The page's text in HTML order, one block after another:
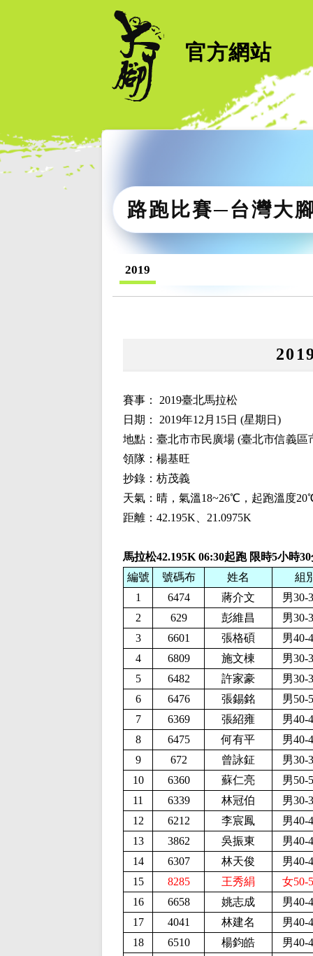
官方網站
路跑比賽─台灣大
2019
賽事： 2019臺北馬拉松
日期： 2019年12月15日 (星期日)
地點：臺北市市民廣場 (臺北市信義區
領隊：楊基旺
抄錄：枋茂義
天氣：晴，氣溫18~26℃，起跑溫度
距離：42.195K、21.0975K
馬拉松42.195K 06:30起跑 限時5小時
編號
號碼布 姓名
組
1
6474 蔣介文
男30-
2
629 彭維昌
男30-
3
6601 張格碩
男40-
4
6809 施文棟
男30-
5
6482 許家豪
男30-
6
6476 張錫銘
男50-
7
6369 張紹雍
男40-
8
6475 何有平
男40-
9
672 曾詠鉦
男30-
10
6360 蘇仁亮
男50-
11
6339 林冠伯
男30-
12
6212 李宸鳳
男40-
13
3862 吳振東
男40-
14
6307 林天俊
男40-
15
8285 王秀絹
女50-
16
6658 姚志成
男40-
17
4041 林建名
男40-
18
6510 楊鈞皓
男40-